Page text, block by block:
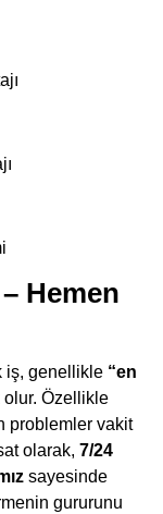
– Hemen
iş, genellikle “en
olur. Özellikle
problemler vakit
olarak, 7/24
sayesinde
gururunu